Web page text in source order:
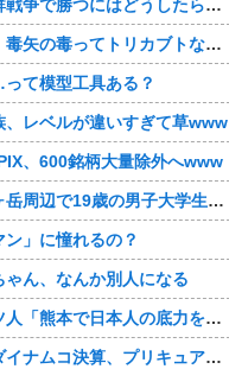
で勝つにはどうしたらいいのか？
毒ってトリカブトなのかな・・・？
て模型工具ある？
、レベルが違いすぎて草www
、600銘柄大量除外へwww
が遭難 単独で1泊2日の予定で入山も連絡取れず 警察が9日以降捜索予定
」に憧れるの？
ゃん、なんか別人になる
で生まれて初めて震度7の大地震を経験したドイツ人。直後、日本人たちの行動に衝撃を受けてしまう…
コ決算、プリキュアが前年比大幅減少